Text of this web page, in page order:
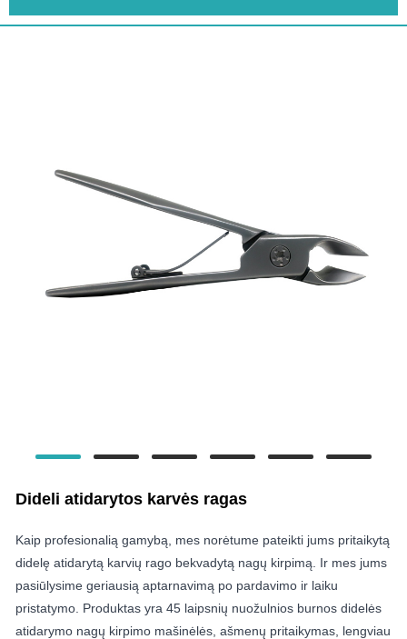
Dideli atidarytos karvės ragas
Kaip profesionalią gamybą, mes norėtume pateikti jums pritaikytą
didelę atidarytą karvių rago bekvadytą nagų kirpimą. Ir mes jums
pasiūlysime geriausią aptarnavimą po pardavimo ir laiku
pristatymo. Produktas yra 45 laipsnių nuožulnios burnos didelės
atidarymo nagų kirpimo mašinėlės, ašmenų pritaikymas, lengviau